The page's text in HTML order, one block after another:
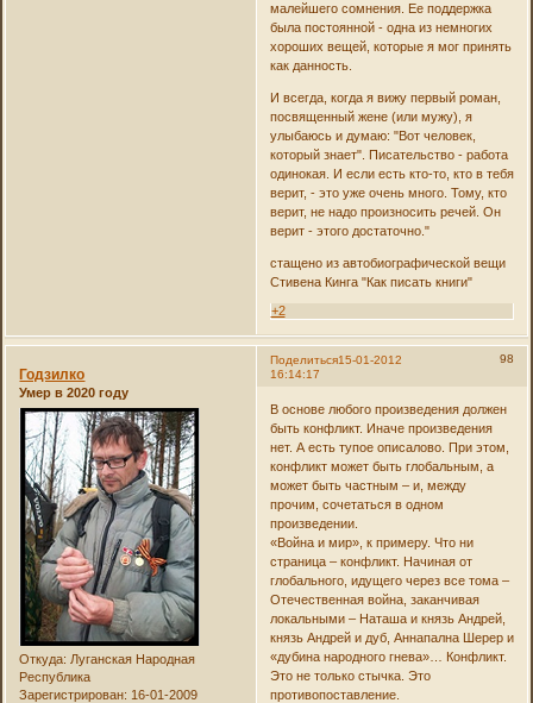
малейшего сомнения. Ее поддержка
была постоянной - одна из немногих
хороших вещей, которые я мог принять
как данность.
И всегда, когда я вижу первый роман,
посвященный жене (или мужу), я
улыбаюсь и думаю: "Вот человек,
который знает". Писательство - работа
одинокая. И если есть кто-то, кто в тебя
верит, - это уже очень много. Тому, кто
верит, не надо произносить речей. Он
верит - этого достаточно."
стащено из автобиографической вещи
Стивена Кинга "Как писать книги"
+2
Поделиться 98
15-01-2012
16:14:17
Годзилко
Умер в 2020 году
Откуда: Луганская Народная
Республика
Зарегистрирован: 16-01-2009
В основе любого произведения должен
быть конфликт. Иначе произведения
нет. А есть тупое описалово. При этом,
конфликт может быть глобальным, а
может быть частным – и, между
прочим, сочетаться в одном
произведении.
«Война и мир», к примеру. Что ни
страница – конфликт. Начиная от
глобального, идущего через все тома –
Отечественная война, заканчивая
локальными – Наташа и князь Андрей,
князь Андрей и дуб, Аннапална Шерер и
«дубина народного гнева»… Конфликт.
Это не только стычка. Это
противопоставление.